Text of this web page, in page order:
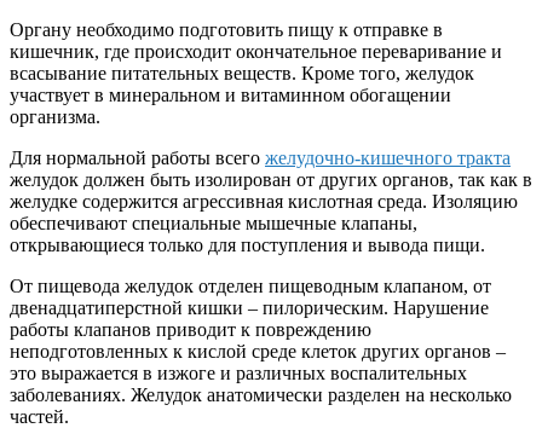
Органу необходимо подготовить пищу к отправке в
кишечник, где происходит окончательное переваривание и
всасывание питательных веществ. Кроме того, желудок
участвует в минеральном и витаминном обогащении
организма.
Для нормальной работы всего желудочно-кишечного тракта
желудок должен быть изолирован от других органов, так как в
желудке содержится агрессивная кислотная среда. Изоляцию
обеспечивают специальные мышечные клапаны,
открывающиеся только для поступления и вывода пищи.
От пищевода желудок отделен пищеводным клапаном, от
двенадцатиперстной кишки – пилорическим. Нарушение
работы клапанов приводит к повреждению
неподготовленных к кислой среде клеток других органов –
это выражается в изжоге и различных воспалительных
заболеваниях. Желудок анатомически разделен на несколько
частей.